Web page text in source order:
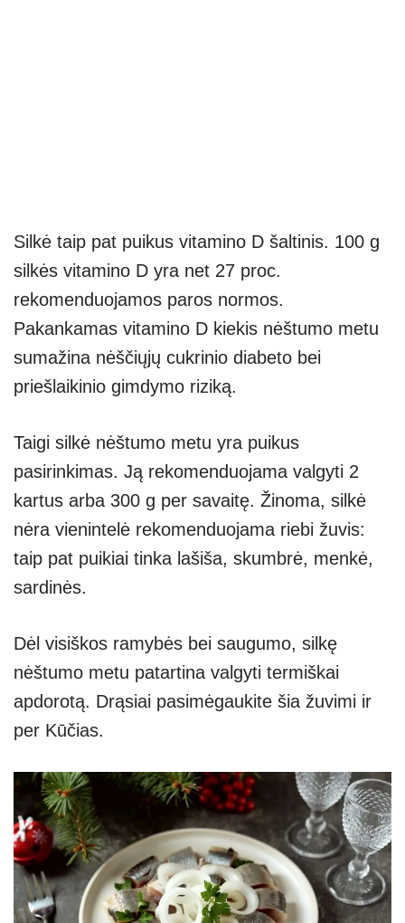
Silkė taip pat puikus vitamino D šaltinis. 100 g
silkės vitamino D yra net 27 proc.
rekomenduojamos paros normos.
Pakankamas vitamino D kiekis nėštumo metu
sumažina nėščiųjų cukrinio diabeto bei
priešlaikinio gimdymo riziką.
Taigi silkė nėštumo metu yra puikus
pasirinkimas. Ją rekomenduojama valgyti 2
kartus arba 300 g per savaitę. Žinoma, silkė
nėra vienintelė rekomenduojama riebi žuvis:
taip pat puikiai tinka lašiša, skumbrė, menkė,
sardinės.
Dėl visiškos ramybės bei saugumo, silkę
nėštumo metu patartina valgyti termiškai
apdorotą. Drąsiai pasimėgaukite šia žuvimi ir
per Kūčias.